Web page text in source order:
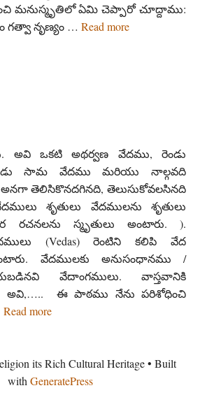
మనుస్మృతిలో ఏమి చెప్పారో చూద్దాము:
నృణ్యం … Read more
అవి ఒకటి అథర్వణ వేదము, రెండు
సామ వేదము మరియు నాల్గవది
తెలిసికొనదగినది, తెలుసుకోవలసినది
శృతులు వేదములను శృతులు
రచనలను స్మృతులు అంటారు. ).
(Vedas) రెంటిని కలిపి వేద
వేదములకు అనుసంధానము /
వేదాంగములు. వాస్తవానికి
అవి,….. ఈ పాఠము నేను పరిశోధించి
Read more
its Rich Cultural Heritage• Built
with GeneratePress